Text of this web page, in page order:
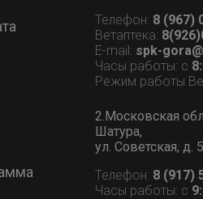
Телефон: 8 (967)
Ветаптека:
E-mail: spk-
Часы работы: с
Режим работы
2.Московская
Шатура,
ул. Советская, д.
Телефон: 8 (917)
Часы работы: с